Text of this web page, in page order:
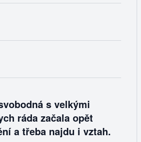
s velkými
ráda začala opět
a třeba najdu i vztah.